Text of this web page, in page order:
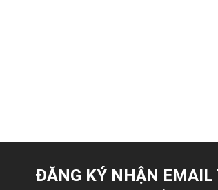
ĐĂNG KÝ NHẬN EMAIL